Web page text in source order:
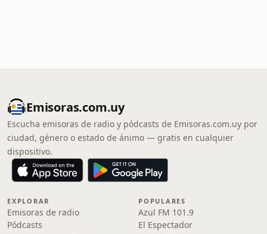
Emisoras.com.uy
Escucha emisoras de radio y pódcasts de Emisoras.com.uy por
ciudad, género o estado de ánimo — gratis en cualquier
dispositivo.
EXPLORAR
Emisoras de radio
Pódcasts
POPULARES
Azul FM 101.9
El Espectador